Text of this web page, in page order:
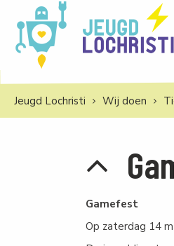
Jeugd Lochristi Wij doen
Gamefest
Op zaterdag 14